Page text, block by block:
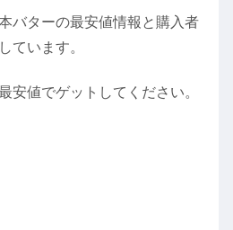
バターの最安値情報と購入者
ています。
安値でゲットしてください。